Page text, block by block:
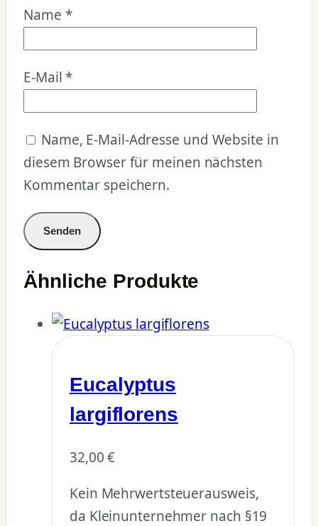
Name *
E-Mail *
Name, E-Mail-Adresse und Website in
diesem Browser für meinen nächsten
Kommentar speichern.
Ähnliche Produkte
Eucalyptus
largiflorens
32,00€
Kein Mehrwertsteuerausweis,
da Kleinunternehmer nach §19